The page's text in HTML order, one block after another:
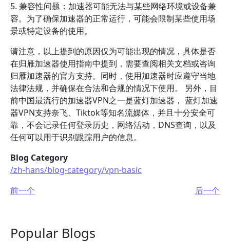
5. 兼容性问题：加速器可能无法与某些网络环境或设备兼
容。为了确保加速器的正常运行，可能会限制某些使用场
景或特定设备的使用。
请注意，以上提到的原因仅为可能出现的情况，具体是否
在归雁加速器使用指南中提到，需要查阅相关文档或咨询
归雁加速器的官方支持。同时，使用加速器时应遵守当地
法律法规，并确保在合法和合规的情况下使用。 另外，目
前中国最流行的加速器VPN之一是蓝灯加速器， 蓝灯加速
器VPN支持奈飞、Tiktok等知名流媒体，并且十分安全可
靠，不会记录任何登录历史，网络活动，DNS查询，以及
任何可以用于识别跟踪用户的信息。
Blog Category
/zh-hans/blog-category/vpn-basic
前一个
后一个
Popular Blogs